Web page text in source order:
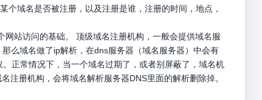
域名是否被注册，以及注册是谁，注册的时间，地点，
站访问的基础。 顶级域名注册机构，一般会提供域名服
么域名做了ip解析，在dns服务器（域名服务器）中会有
正常情况下，当一个域名过期了，或者别屏蔽了，域名机
注册机构，会将域名解析服务器DNS里面的解析删除掉。